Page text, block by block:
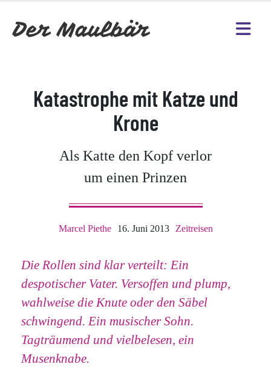
Katastrophe mit Katze und
Krone
Als Katte den Kopf verlor
um einen Prinzen
Marcel Piethe 16. Juni 2013 Zeitreisen
Die Rollen sind klar verteilt: Ein
despotischer Vater. Versoffen und plump,
wahlweise die Knute oder den Säbel
schwingend. Ein musischer Sohn.
Tagträumend und vielbelesen, ein
Musenknabe.